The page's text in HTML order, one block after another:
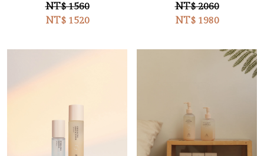
NT$ 1560
NT$1520
NT$ 2060
NT$1980